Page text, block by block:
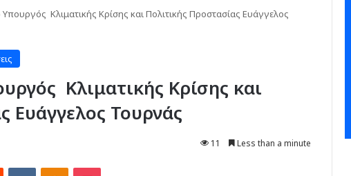
Κλιματικής Κρίσης και Πολιτικής Προστασίας Ευάγγελος
Κλιματικής Κρίσης και
Ευάγγελος Τουρνάς
11 Less than a minute
Reddit VKontakteOdnoklassniki
Pocket